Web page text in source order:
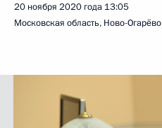
20 ноября 2020 года 13:05
Московская область, Ново-Огарёво